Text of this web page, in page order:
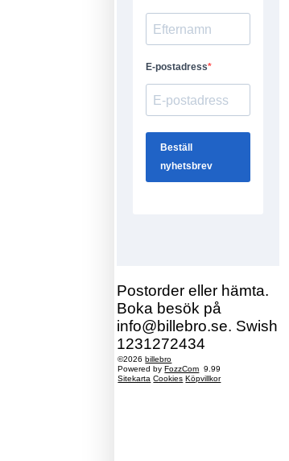
Postorder eller hämta.
Boka besök på
info@billebro.se. Swish
1231272434
©2026billebro
Powered byFozzCom 9.99
Sitekarta Cookies Köpvillkor